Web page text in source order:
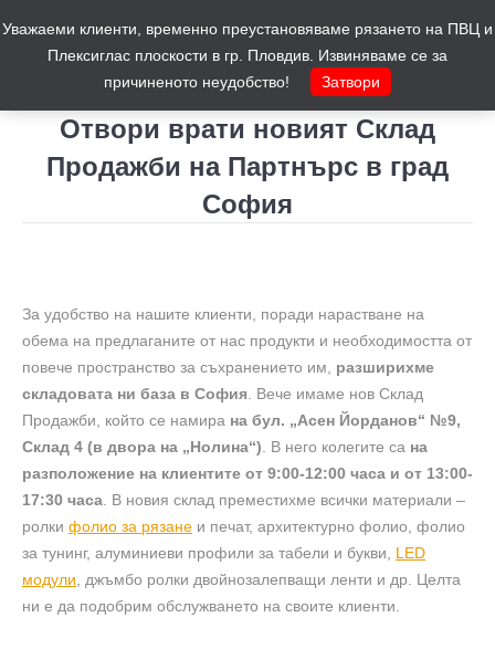
Отвори врати новият Склад
Продажби на Партнърс в град
София
За удобство на нашите клиенти, поради нарастване на
обема на предлаганите от нас продукти и необходимостта от
повече пространство за съхранението им, разширихме
складовата ни база в София . Вече имаме нов Склад
Продажби, който се намира на бул. „Асен Йорданов“ №9,
Склад 4 (в двора на „Нолина“) . В него колегите са на
разположение на клиентите от 9:00-12:00 часа и от 13:00-
17:30 часа . В новия склад преместихме всички материали –
ролки фолио за рязане и печат, архитектурно фолио, фолио
за тунинг, алуминиеви профили за табели и букви, LED
модули , джъмбо ролки двойнозалепващи ленти и др. Целта
ни е да подобрим обслужването на своите клиенти.
Уважаеми клиенти, временно преустановяваме рязането на ПВЦ и
Плексиглас плоскости в гр. Пловдив. Извиняваме се за
причиненото неудобство!
Затвори